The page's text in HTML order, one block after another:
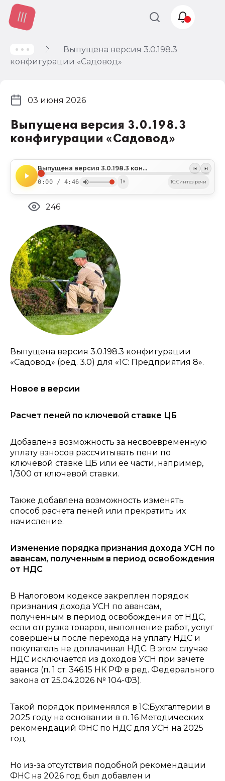
Выпущена версия 3.0.198.3
конфигурации «Садовод»
Выпущена версия 3.0.198.3
конфигурации «Садовод»
Выпущена версия 3.0.198.3 конфигурации «Садовод»
0:00 / 4:46 1× 1C:Синтез речи
03 июня 2026
246
Выпущена версия 3.0.198.3 конфигурации
«Садовод» (ред. 3.0) для «1С: Предприятия 8».
Новое в версии
Расчет пеней по ключевой ставке ЦБ
Добавлена возможность за несвоевременную
уплату взносов рассчитывать пени по
ключевой ставке ЦБ или ее части, например,
1/300 от ключевой ставки.
Также добавлена возможность изменять
способ расчета пеней или прекратить их
начисление.
Изменение порядка признания дохода УСН по
авансам, полученным в период освобождения
от НДС
В Налоговом кодексе закреплен порядок
признания дохода УСН по авансам,
полученным в период освобождения от НДС,
если отгрузка товаров, выполнение работ, услуг
совершены после перехода на уплату НДС и
покупатель не доплачивал НДС. В этом случае
НДС исключается из доходов УСН при зачете
аванса (п. 1 ст. 346.15 НК РФ в ред. Федерального
закона от 25.04.2026 № 104-ФЗ).
Такой порядок применялся в 1С:Бухгалтерии в
2025 году на основании в п. 16 Методических
рекомендаций ФНС по НДС для УСН на 2025
год.
Но из-за отсутствия подобной рекомендации
ФНС на 2026 год был добавлен и
Учет и
налогообложение